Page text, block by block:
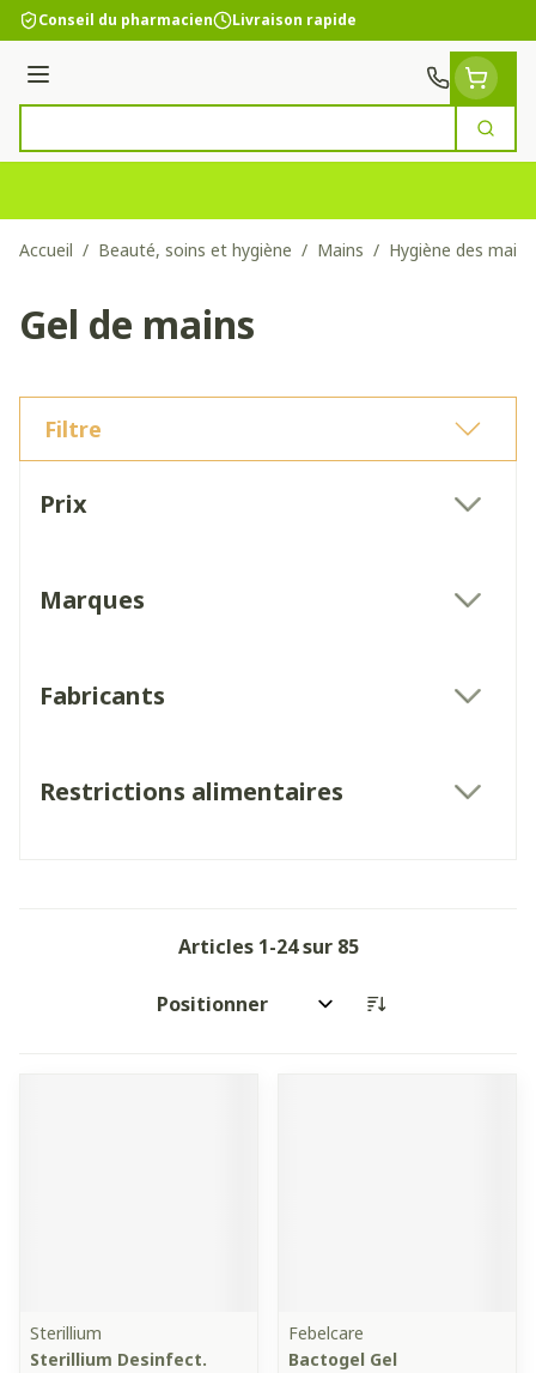
Aller au contenu
Conseil du pharmacien Livraison rapide
Menu
Accueil / Beauté, soins et hygiène / Mains / Hygiène des mains
Gel de mains
Filtre
Prix
Marques
Fabricants
Restrictions alimentaires
Articles 1-24sur 85
Trier par:
Sterillium
Sterillium Desinfect.
Febelcare
Bactogel Gel